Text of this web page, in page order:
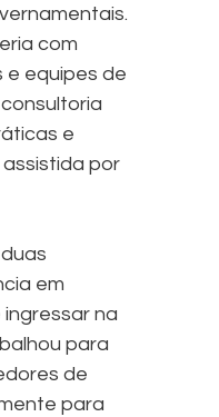
com
e equipes de
e
por
em
na
para
de
para